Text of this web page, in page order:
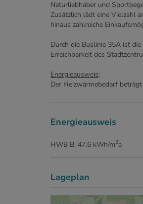
Naturliebhaber und
Zusätzlich lädt eine Vielzahl
hinaus zahlreiche
Durch die Buslinie 35A ist
Erreichbarkeit des
Energieausweis:
Der Heizwärmebedarf
Energieausweis
HWB B, 47.6 kWh/m2a
Lageplan